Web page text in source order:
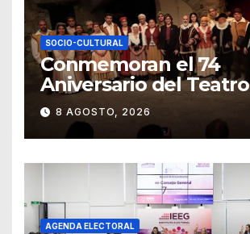
SOCIO-CULTURAL
Conmemoran el 74
Aniversario del Teatro
Universitario con una
representación del
“Retablillo jovial”
8 AGOSTO, 2026
AGENDA ELECTORAL